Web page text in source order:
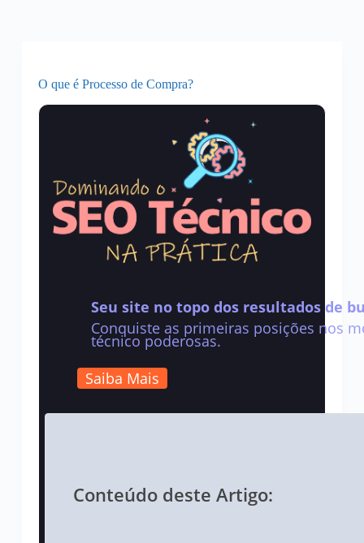
O que é Processo de Compra?
Seu site no topo dos resultados de
Conquiste as primeiras posições nos
técnico poderosas.
Saiba Mais
Conteúdo deste Artigo: